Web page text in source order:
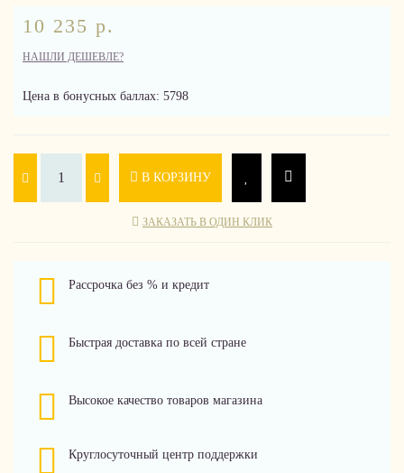
10 235 р.
НАШЛИ ДЕШЕВЛЕ?
Цена в бонусных баллах: 5798
В КОРЗИНУ
ЗАКАЗАТЬ В ОДИН КЛИК
Рассрочка без % и кредит
Быстрая доставка по всей стране
Высокое качество товаров магазина
Круглосуточный центр поддержки